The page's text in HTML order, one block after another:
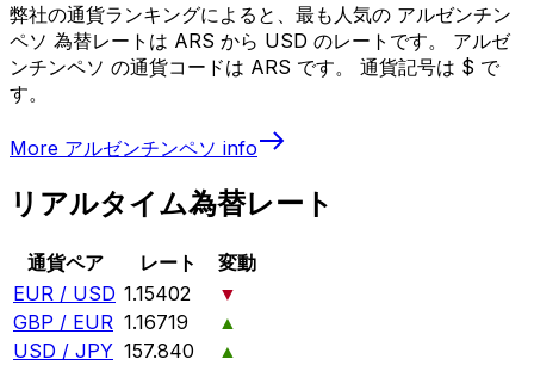
弊社の通貨ランキングによると、最も人気の アルゼンチン
ペソ 為替レートは ARS から USD のレートです。 アルゼ
ンチンペソ の通貨コードは ARS です。 通貨記号は $ で
す。
More アルゼンチンペソ info
リアルタイム為替レート
通貨ペア レート
変動
EUR / USD 1.15402
▼
GBP / EUR 1.16719
▲
USD / JPY 157.840
▲